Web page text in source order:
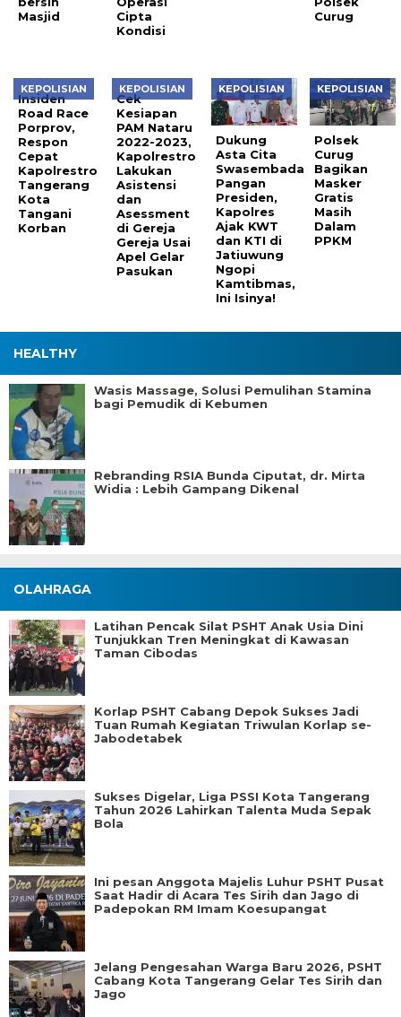
Masjid
Cipta
Kondisi
Curug
KEPOLISIAN
Insiden
Road Race
Porprov,
Respon
Cepat
Kapolrestro
Tangerang
Kota
Tangani
Korban
KEPOLISIAN
Cek
Kesiapan
PAM Nataru
2022-2023,
Kapolrestro
Lakukan
Asistensi
dan
Asessment
di Gereja
Gereja Usai
Apel Gelar
Pasukan
KEPOLISIAN
Dukung
Asta Cita
Swasembada
Pangan
Presiden,
Kapolres
Ajak KWT
dan KTI di
Jatiuwung
Ngopi
Kamtibmas,
Ini Isinya!
KEPOLISIAN
Polsek
Curug
Bagikan
Masker
Gratis
Masih
Dalam
PPKM
HEALTHY
Wasis Massage, Solusi Pemulihan Stamina
bagi Pemudik di Kebumen
Rebranding RSIA Bunda Ciputat, dr. Mirta
Widia : Lebih Gampang Dikenal
OLAHRAGA
Latihan Pencak Silat PSHT Anak Usia Dini
Tunjukkan Tren Meningkat di Kawasan
Taman Cibodas
Korlap PSHT Cabang Depok Sukses Jadi
Tuan Rumah Kegiatan Triwulan Korlap se-
Jabodetabek
Sukses Digelar, Liga PSSI Kota Tangerang
Tahun 2026 Lahirkan Talenta Muda Sepak
Bola
Ini pesan Anggota Majelis Luhur PSHT Pusat
Saat Hadir di Acara Tes Sirih dan Jago di
Padepokan RM Imam Koesupangat
Jelang Pengesahan Warga Baru 2026, PSHT
Cabang Kota Tangerang Gelar Tes Sirih dan
Jago